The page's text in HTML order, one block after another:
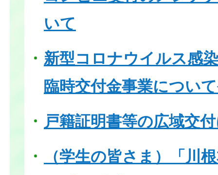
いて
新型コロナウイルス感
臨時交付金事業につい
戸籍証明書等の広域交
（学生の皆さま）「川